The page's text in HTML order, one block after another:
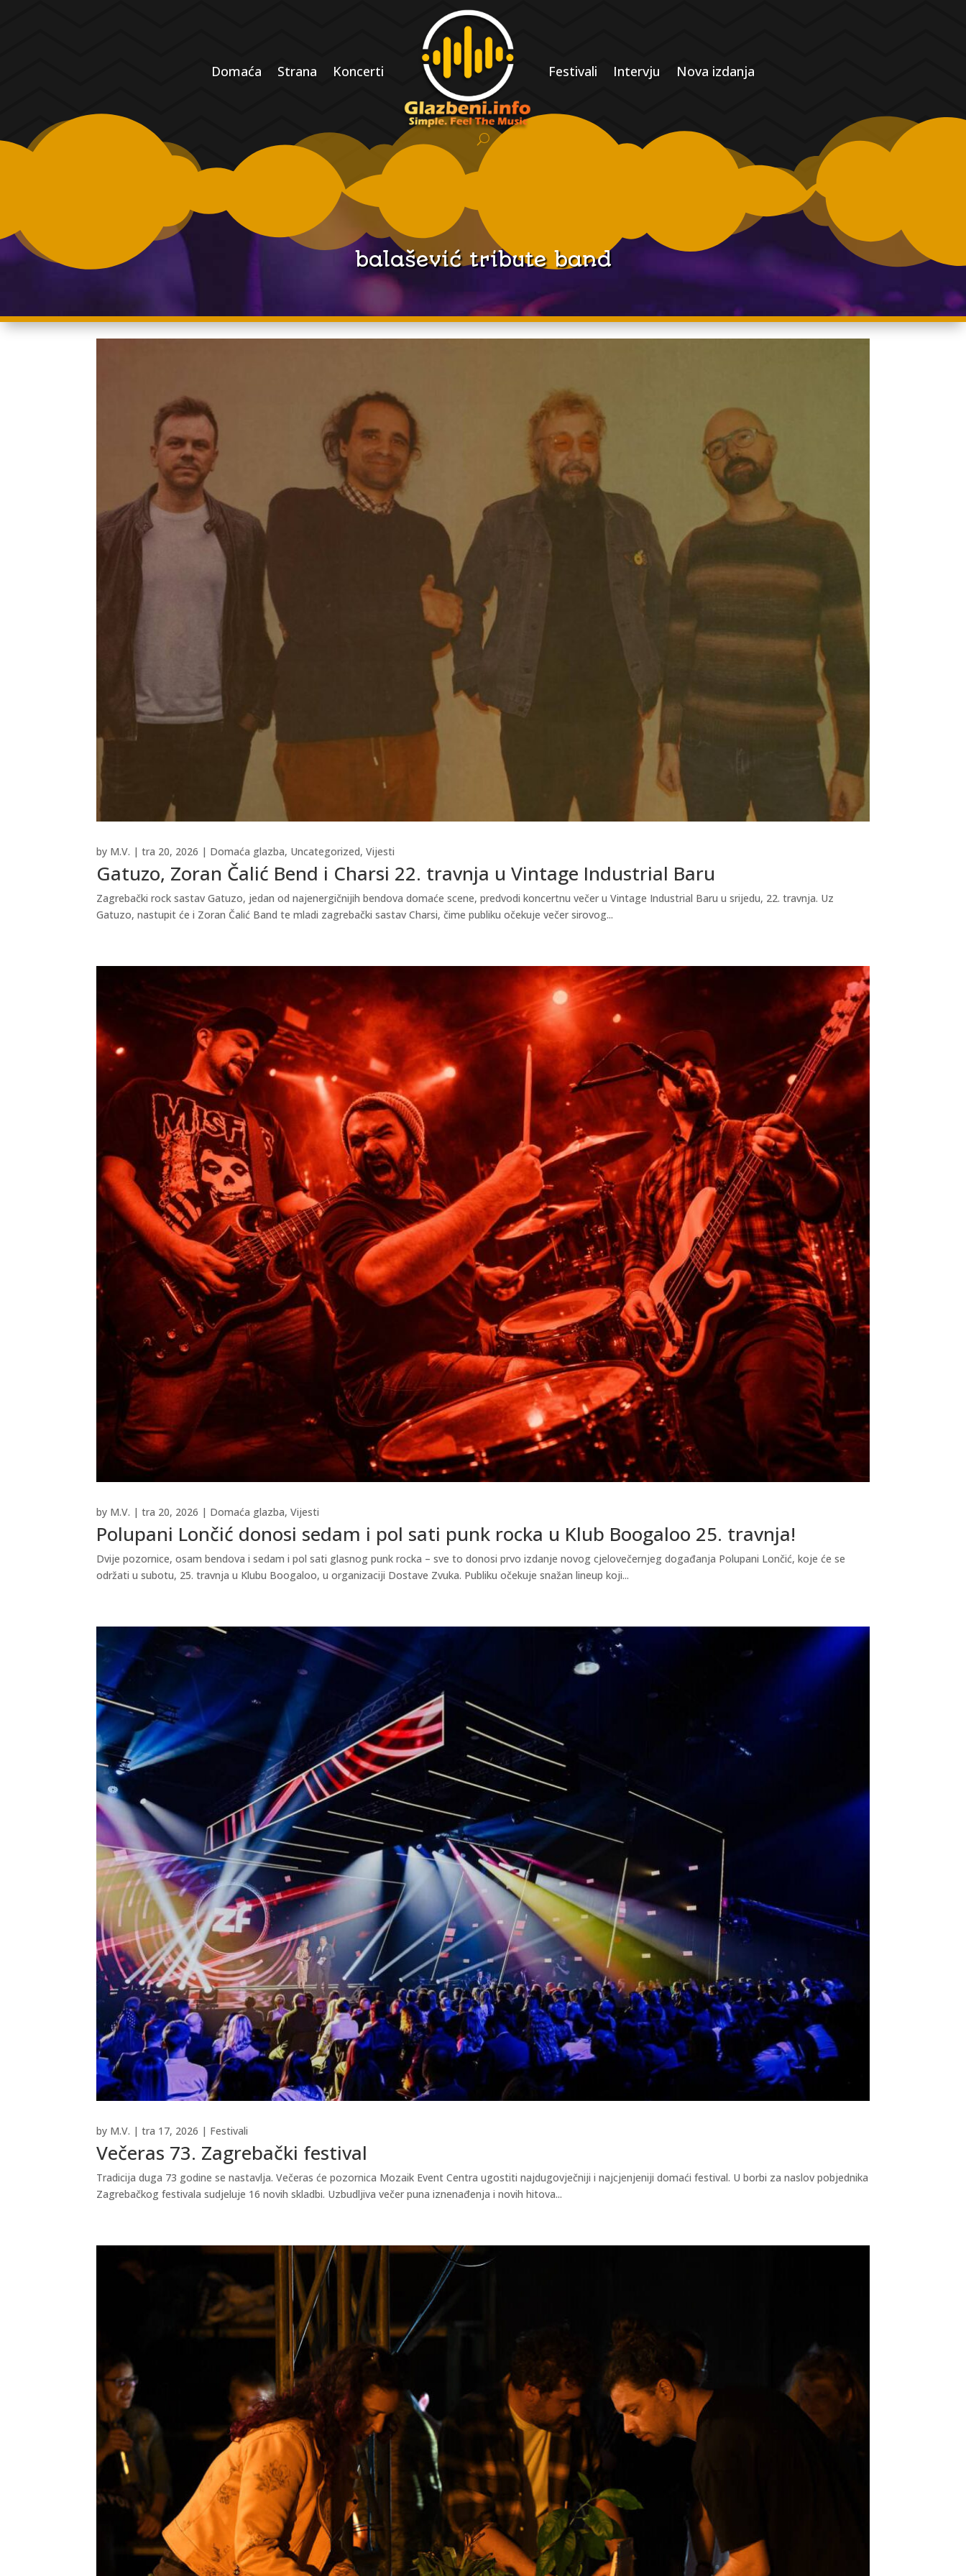
Domaća Strana Koncerti Festivali Intervju Nova izdanja
balašević tribute band
Gatuzo, Zoran Čalić Bend i Charsi 22. travnja u Vintage Industrial Baru
by M.V. |tra 20, 2026 | Domaća glazba, Uncategorized,Vijesti
Zagrebački rock sastav Gatuzo, jedan od najenergičnijih bendova domaće scene, predvodi koncertnu večer u Vintage Industrial Baru u srijedu, 22. travnja. Uz
Gatuzo, nastupit će i Zoran Čalić Band te mladi zagrebački sastav Charsi, čime publiku očekuje večer sirovog...
Polupani Lončić donosi sedam i pol sati punk rocka u Klub Boogaloo 25. travnja!
by M.V. |tra 20, 2026 | Domaća glazba,Vijesti
Dvije pozornice, osam bendova i sedam i pol sati glasnog punk rocka – sve to donosi prvo izdanje novog cjelovečernjeg događanja Polupani Lončić, koje će se
održati u subotu, 25. travnja u Klubu Boogaloo, u organizaciji Dostave Zvuka. Publiku očekuje snažan lineup koji...
Večeras 73. Zagrebački festival
by M.V. |tra 17, 2026 | Festivali
Tradicija duga 73 godine se nastavlja. Večeras će pozornica Mozaik Event Centra ugostiti najdugovječniji i najcjenjeniji domaći festival. U borbi za naslov pobjednika
Zagrebačkog festivala sudjeluje 16 novih skladbi. Uzbudljiva večer puna iznenađenja i novih hitova...